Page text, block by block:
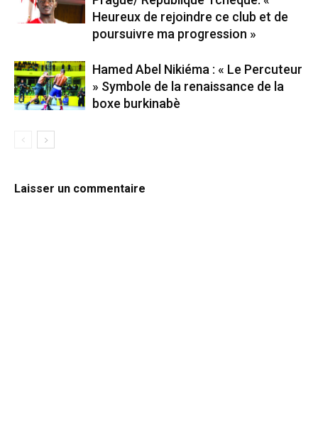
Heureux de rejoindre ce club et de
poursuivre ma progression »
Hamed Abel Nikiéma : « Le Percuteur
» Symbole de la renaissance de la
boxe burkinabè
Laisser un commentaire